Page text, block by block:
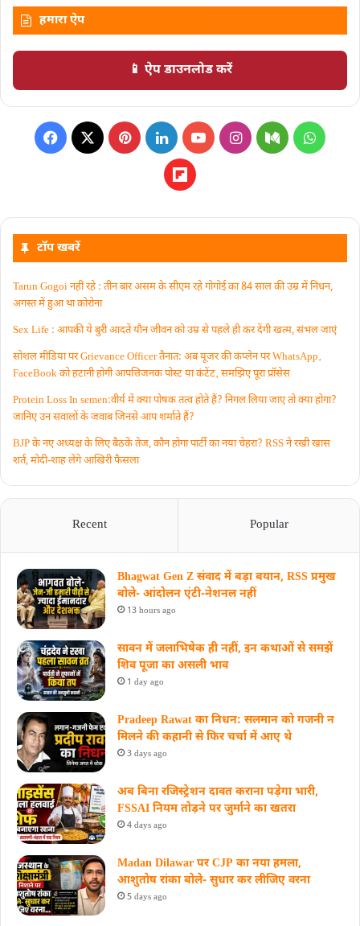
हमारा ऐप
📱 ऐप डाउनलोड करें
टॉप खबरें
Tarun Gogoi नहीं रहे : तीन बार असम के सीएम रहे गोगोई का 84 साल की उम्र में निधन,
अगस्त में हुआ था कोरोना
Sex Life : आपकी ये बुरी आदतें याैन जीवन को उम्र से पहले ही कर देंगी खत्म, संभल जाएं
सोशल मीडिया पर Grievance Officer तैनात: अब यूजर की कंप्लेन पर WhatsApp‚
FaceBook को हटानी होगी आपत्तिजनक पोस्ट या कंटेंट‚ समझिए पूरा प्रॉसेस
Protein Loss In semen:वीर्य में क्या पोषक तत्व होते हैं? निगल लिया जाए तो क्या होगा?
जानिए उन सवालों के जवाब जिनसे आप शर्माते हैं?
BJP के नए अध्यक्ष के लिए बैठकें तेज, कौन होगा पार्टी का नया चेहरा? RSS ने रखी खास
शर्त, मोदी-शाह लेंगे आखिरी फैसला
Recent Popular
Bhagwat Gen Z संवाद में बड़ा बयान, RSS प्रमुख
बोले- आंदोलन एंटी-नेशनल नहीं
13 hours ago
सावन में जलाभिषेक ही नहीं, इन कथाओं से समझें
शिव पूजा का असली भाव
1 day ago
Pradeep Rawat का निधन: सलमान को गजनी न
मिलने की कहानी से फिर चर्चा में आए थे
3 days ago
अब बिना रजिस्ट्रेशन दावत कराना पड़ेगा भारी,
FSSAI नियम तोड़ने पर जुर्माने का खतरा
4 days ago
Madan Dilawar पर CJP का नया हमला,
आशुतोष रांका बोले- सुधार कर लीजिए वरना
5 days ago